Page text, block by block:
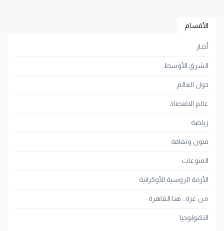
الأقسام
أخبار
الشرق الأوسط
حول العالم
عالم الاقتصاد
رياضة
فنون وثقافة
المنوعات
الأزمة الروسية الأوكرانية
من غزة.. هنا القاهرة
التكنولوجيا